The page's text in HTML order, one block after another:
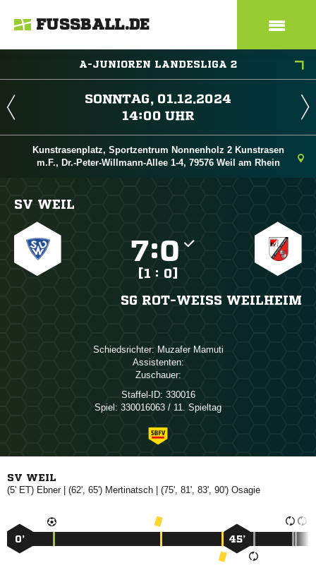
FUSSBALL.DE
A-JUNIOREN LANDESLIGA 2
 
 
Kunstrasenplatz, Sportzentrum Nonnenholz 2 Kunstrasen
m.F., Dr.-Peter-Willmann-Allee 1-4, 79576 Weil am Rhein
SV WEIL
:
[1 : 0]
SG ROT-WEISS WEILHEIM
Schiedsrichter:  
Assistenten:
Zuschauer:
Staffel-ID: 330016
Spiel: 330016063 / 11. Spieltag
SV WEIL
(5' ET) | (62', 65')  | (75', 81', 83', 90') 
0’ 45’